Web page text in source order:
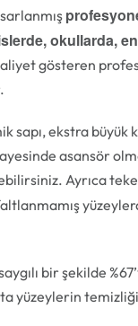
okullarda,
gösteren
sapı, ekstra büyük
asansör
Ayrıca
bir şekilde
yüzeylerin